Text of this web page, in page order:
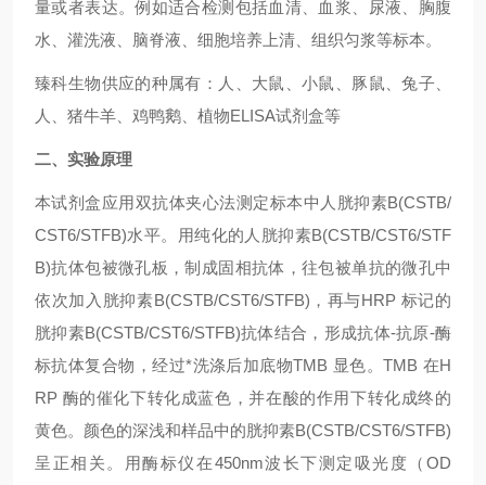
量或者表达。例如适合检测包括血清、血浆、尿液、胸腹
水、灌洗液、脑脊液、细胞培养上清、组织匀浆等标本。
臻科生物供应的种属有：人、大鼠、小鼠、豚鼠、兔子、
人、猪牛羊、鸡鸭鹅、植物ELISA试剂盒等
二、实验原理
本试剂盒应用双抗体夹心法测定标本中人 胱抑素B(CSTB/
CST6/STFB)水平。用纯化的人 胱抑素B(CSTB/CST6/STF
B)抗体包被微孔板，制成固相抗体，往包被单抗的微孔中
依次加入 胱抑素B(CSTB/CST6/STFB) ，再与HRP 标记的
胱抑素B(CSTB/CST6/STFB)抗体结合，形成抗体-抗原-酶
标抗体复合物，经过*洗涤后加底物TMB 显色。TMB 在H
RP 酶的催化下转化成蓝色，并在酸的作用下转化成终的
黄色。颜色的深浅和样品中的胱抑素B(CSTB/CST6/STFB)
呈正相关。用酶标仪在450nm波长下测定吸光度（OD